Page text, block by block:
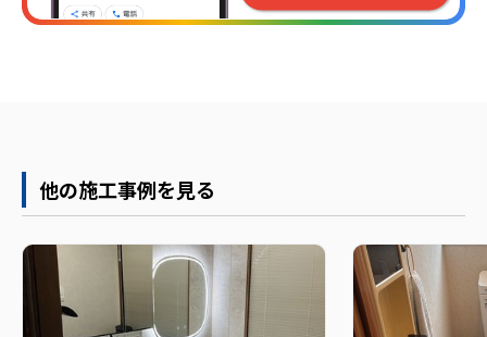
他の施工事例を見る